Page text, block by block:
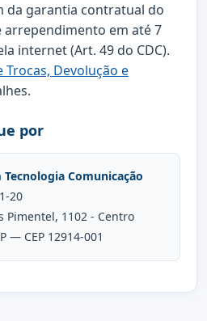
da garantia contratual do
em até 7
internet (Art. 49 do CDC).
Trocas, Devolução e
por
Comunicação
20
Pimentel, 1102 - Centro
— CEP 12914-001